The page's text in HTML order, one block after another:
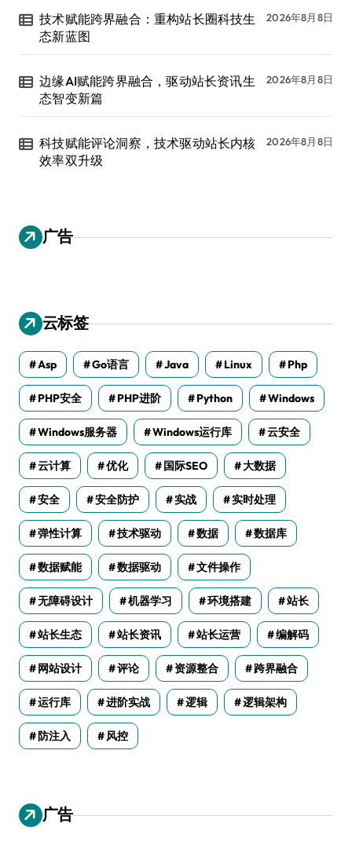
技术赋能跨界融合：重构站长圈科技生
态新蓝图
2026年8月8日
边缘AI赋能跨界融合，驱动站长资讯生
态智变新篇
2026年8月8日
科技赋能评论洞察，技术驱动站长内核
效率双升级
2026年8月8日
广告
云标签
Asp Go语言 Java Linux Php
PHP安全 PHP进阶 Python Windows
Windows服务器 Windows运行库 云安全
云计算 优化 国际SEO 大数据
安全 安全防护 实战 实时处理
弹性计算 技术驱动 数据 数据库
数据赋能 数据驱动 文件操作
无障碍设计 机器学习 环境搭建 站长
站长生态 站长资讯 站长运营 编解码
网站设计 评论 资源整合 跨界融合
运行库 进阶实战 逻辑 逻辑架构
防注入 风控
广告